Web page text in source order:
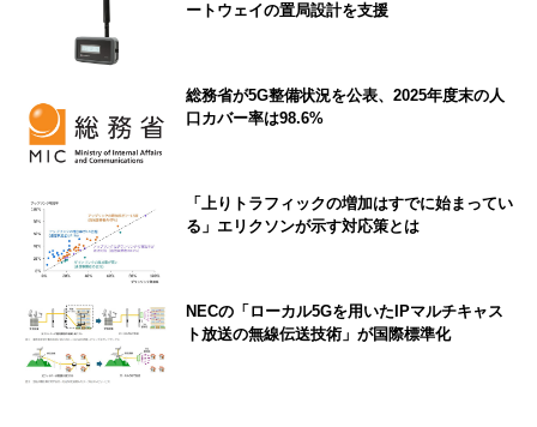
ートウェイの置局設計を支援
総務省が5G整備状況を公表、2025年度末の人
口カバー率は98.6%
「上りトラフィックの増加はすでに始まってい
る」エリクソンが示す対応策とは
NECの「ローカル5Gを用いたIPマルチキャス
ト放送の無線伝送技術」が国際標準化